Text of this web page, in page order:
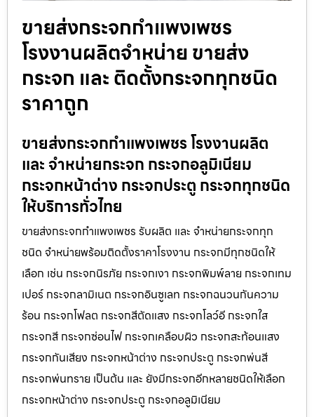
ขายส่งกระจกกำแพงเพชร
โรงงานผลิตจำหน่าย ขายส่ง
กระจก และ ติดตั้งกระจกทุกชนิด
ราคาถูก
ขายส่งกระจกกำแพงเพชร โรงงานผลิต
และ จำหน่ายกระจก กระจกอลูมิเนียม
กระจกหน้าต่าง กระจกประตู กระจกทุกชนิด
ให้บริการทั่วไทย
ขายส่งกระจกกำแพงเพชร รับผลิต และ จำหน่ายกระจกทุก
ชนิด จำหน่ายพร้อมติดตั้งราคาโรงงาน กระจกมีทุกชนิดให้
เลือก เช่น กระจกนิรภัย กระจกเงา กระจกพิมพ์ลาย กระจกเทม
เปอร์ กระจกลามิเนต กระจกอินซูเลท กระจกฉนวนกันความ
ร้อน กระจกโฟลต กระจกสีตัดแสง กระจกโลว์อี กระจกใส
กระจกสี กระจกซ่อนไฟ กระจกเคลือบผิว กระจกสะท้อนแสง
กระจกกันเสียง กระจกหน้าต่าง กระจกประตู กระจกพ่นสี
กระจกพ่นทราย เป็นต้น และ ยังมีกระจกอีกหลายชนิดให้เลือก
กระจกหน้าต่าง กระจกประตู กระจกอลูมิเนียม